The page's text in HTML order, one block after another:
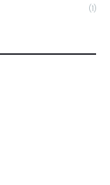
(1)